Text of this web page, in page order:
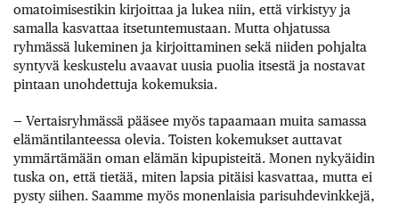
omatoimisestikin kirjoittaa ja lukea niin, että virkistyy ja
samalla kasvattaa itsetuntemustaan. Mutta ohjatussa
ryhmässä lukeminen ja kirjoittaminen sekä niiden pohjalta
syntyvä keskustelu avaavat uusia puolia itsestä ja nostavat
pintaan unohdettuja kokemuksia.
— Vertaisryhmässä pääsee myös tapaamaan muita samassa
elämäntilanteessa olevia. Toisten kokemukset auttavat
ymmärtämään oman elämän kipupisteitä. Monen nykyäidin
tuska on, että tietää, miten lapsia pitäisi kasvattaa, mutta ei
pysty siihen. Saamme myös monenlaisia parisuhdevinkkejä,